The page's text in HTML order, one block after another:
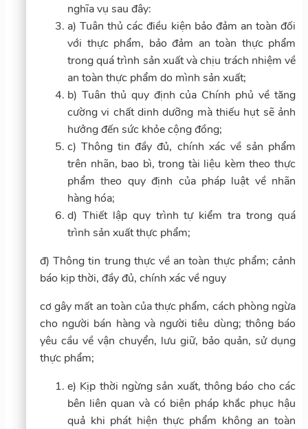
nghĩa vụ sau đây:
a) Tuân thủ các điều kiện bảo đảm an toàn đối
với thực phẩm, bảo đảm an toàn thực phẩm
trong quá trình sản xuất và chịu trách nhiệm về
an toàn thực phẩm do mình sản xuất;
b) Tuân thủ quy định của Chính phủ về tăng
cường vi chất dinh dưỡng mà thiếu hụt sẽ ảnh
hưởng đến sức khỏe cộng đồng;
c) Thông tin đầy đủ, chính xác về sản phẩm
trên nhãn, bao bì, trong tài liệu kèm theo thực
phẩm theo quy định của pháp luật về nhãn
hàng hóa;
d) Thiết lập quy trình tự kiểm tra trong quá
trình sản xuất thực phẩm;
đ) Thông tin trung thực về an toàn thực phẩm; cảnh
báo kịp thời, đầy đủ, chính xác về nguy
cơ gây mất an toàn của thực phẩm, cách phòng ngừa
cho người bán hàng và người tiêu dùng; thông báo
yêu cầu về vận chuyển, lưu giữ, bảo quản, sử dụng
thực phẩm;
e) Kịp thời ngừng sản xuất, thông báo cho các
bên liên quan và có biện pháp khắc phục hậu
quả khi phát hiện thực phẩm không an toàn